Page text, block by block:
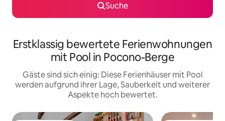
Suche
Erstklassig bewertete Ferienwohnungen
mit Pool in Pocono-Berge
Gäste sind sich einig: Diese Ferienhäuser mit Pool
werden aufgrund ihrer Lage, Sauberkeit und weiterer
Aspekte hoch bewertet.